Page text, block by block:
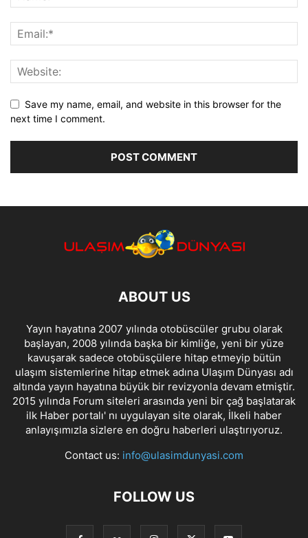
Save my name, email, and website in this browser for the
next time I comment.
ABOUT US
Yayın hayatına 2007 yılında otobüscüler grubu olarak
başlayan, 2008 yılında başka bir kimliğe, yeni bir yüze
kavuşarak sadece otobüsçülere hitap etmeyip bütün
ulaşım sistemlerine hitap etmek adına Ulaşım Dünyası adı
altında yayın hayatına büyük bir revizyonla devam etmiştir.
2015 yılında Forum siteleri arasında yeni bir çağ başlatarak
ilk Haber portalı' nı uygulayan site olarak, İlkeli haber
anlayışımızla sizlere en doğru haberleri ulaştırıyoruz.
Contact us: info@ulasimdunyasi.com
FOLLOW US